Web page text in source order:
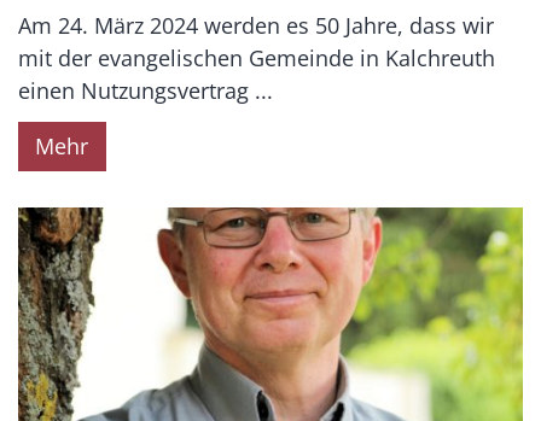
Am 24. März 2024 werden es 50 Jahre, dass wir
mit der evangelischen Gemeinde in Kalchreuth
einen Nutzungsvertrag ...
Mehr